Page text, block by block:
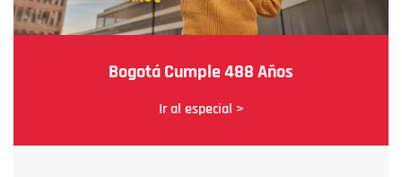
Bogotá Cumple 488 Años
Ir al especial >